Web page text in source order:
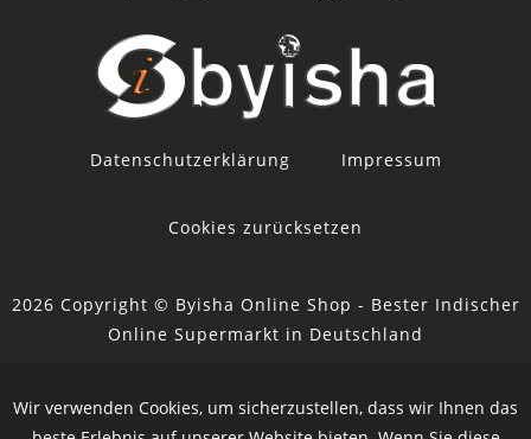
Datenschutzerklärung Impressum
Cookies zurücksetzen
2026 Copyright © Byisha Online Shop - Bester Indischer
Online Supermarkt in Deutschland
Sponsor: Restacity
Wir verwenden Cookies, um sicherzustellen, dass wir Ihnen das